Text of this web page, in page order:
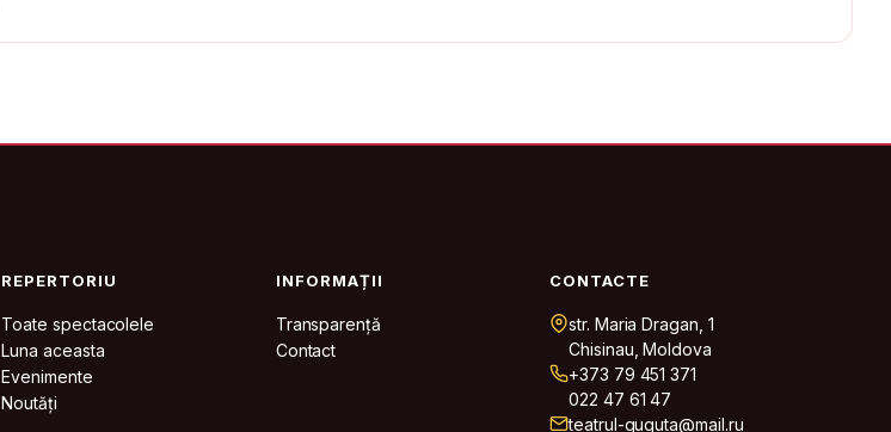
REPERTORIU
Toate spectacolele
Luna aceasta
Evenimente
Noutăți
INFORMAȚII
Transparență
Contact
CONTACTE
str. Maria Dragan, 1
Chisinau, Moldova
+373 79 451 371
022 47 61 47
teatrul-guguta@mail.ru